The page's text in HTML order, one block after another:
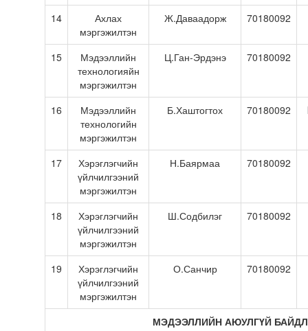
14
Ахлах
мэргэжилтэн
Ж.Даваадорж 70180092
15
Мэдээллийн
технологияйн
мэргэжилтэн
Ц.Ган-Эрдэнэ 70180092
16
Мэдээллийн
технологийн
мэргэжилтэн
Б.Хаштогтох 70180092
17
Хэрэглэгчийн
үйлчилгээний
мэргэжилтэн
Н.Баярмаа 70180092
18
Хэрэглэгчийн
үйлчилгээний
мэргэжилтэн
Ш.Содбилэг 70180092
19
Хэрэглэгчийн
үйлчилгээний
мэргэжилтэн
О.Санчир 70180092
МЭДЭЭЛЛИЙН АЮУЛГҮЙ